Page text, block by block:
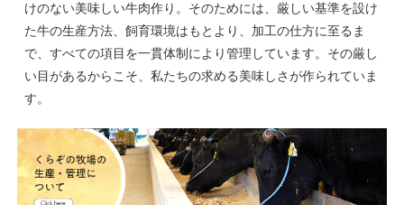
けのない美味しい牛肉作り。そのためには、厳しい基準を設け
た牛の生産方法、飼育環境はもとより、加工の仕方に至るま
で、すべての項目を一貫体制により管理しています。その厳し
い目があるからこそ、私たちの求める美味しさが作られていま
す。